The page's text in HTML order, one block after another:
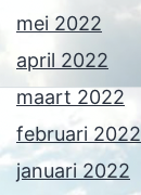
mei 2022
april 2022
maart 2022
februari 2022
januari 2022